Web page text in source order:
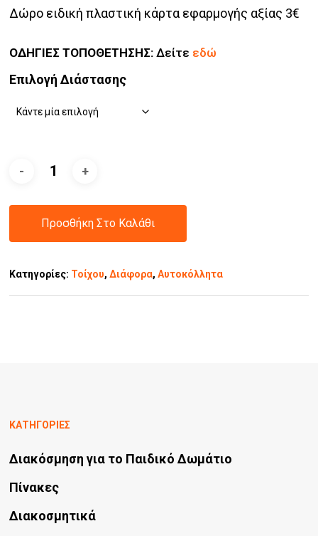
Δώρο ειδική πλαστική κάρτα εφαρμογής αξίας 3€
ΟΔΗΓΙΕΣ ΤΟΠΟΘΕΤΗΣΗΣ: Δείτε εδώ
Επιλογή Διάστασης
Προσθήκη Στο Καλάθι
Κατηγορίες: Τοίχου,Διάφορα,Αυτοκόλλητα
ΚΑΤΗΓΟΡΙΕΣ
Διακόσμηση για το Παιδικό Δωμάτιο
Πίνακες
Διακοσμητικά